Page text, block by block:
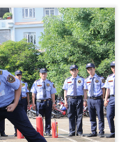
nghiệp tại Bắc Ninh
và an tâm tin
ghi nhận? Hãy